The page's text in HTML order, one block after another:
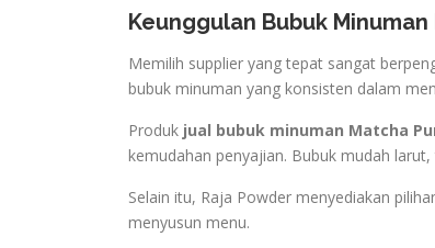
Keunggulan Bubuk
Memilih supplier yang tepat sangat
bubuk minuman yang konsisten dalam
Produk jual bubuk minuman Matcha
kemudahan penyajian. Bubuk mudah
Selain itu, Raja Powder menyediakan
menyusun menu.